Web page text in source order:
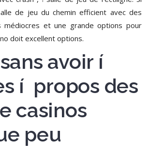
de jeu du chemin efficient avec des
médiocres et une grande options pour
doit excellent options.
avoir í
í propos des
casinos
peu